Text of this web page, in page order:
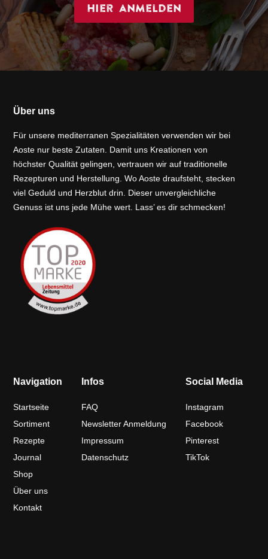
Hier anmelden
Über uns
Für unsere mediterranen Spezialitäten verwenden wir bei
Aoste nur beste Zutaten. Damit uns Kreationen von
höchster Qualität gelingen, vertrauen wir auf traditionelle
Rezepturen und Herstellung. Wo Aoste draufsteht, stecken
viel Geduld und Herzblut drin. Dieser unvergleichliche
Genuss ist uns jede Mühe wert. Lass’ es dir schmecken!
Navigation
Startseite
Sortiment
Rezepte
Journal
Shop
Über uns
Kontakt
Infos
FAQ
Newsletter Anmeldung
Impressum
Datenschutz
Social Media
Instagram
Facebook
Pinterest
TikTok